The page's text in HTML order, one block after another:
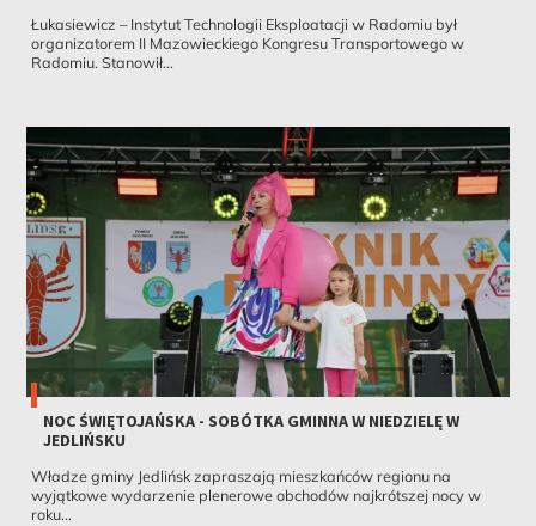
Łukasiewicz – Instytut Technologii Eksploatacji w Radomiu był
organizatorem II Mazowieckiego Kongresu Transportowego w
Radomiu. Stanowił...
NOC ŚWIĘTOJAŃSKA - SOBÓTKA GMINNA W NIEDZIELĘ W
JEDLIŃSKU
Władze gminy Jedlińsk zapraszają mieszkańców regionu na
wyjątkowe wydarzenie plenerowe obchodów najkrótszej nocy w
roku...